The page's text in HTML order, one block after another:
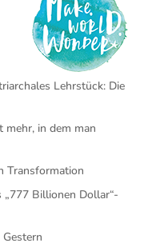
Lehrstück: Die
mehr, in dem man
Transformation
Billionen Dollar“-